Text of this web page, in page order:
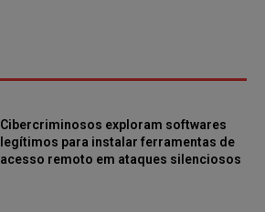
Cibercriminosos exploram softwares
legítimos para instalar ferramentas de
acesso remoto em ataques silenciosos